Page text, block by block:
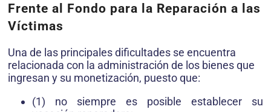
Frente al Fondo para la Reparación a las
Víctimas
Una de las principales dificultades se encuentra
relacionada con la administración de los bienes que
ingresan y su monetización, puesto que:
(1) no siempre es posible establecer su